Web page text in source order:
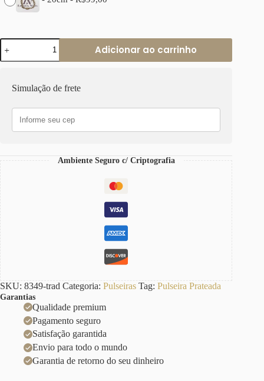
Pulseira
Olho
Grego
Banho
Corrente
Adicionar ao carrinho
Simulação de frete
Ambiente Seguro c/ Criptografia
SKU: 8349-trad Categoria: Pulseiras Tag: Pulseira Prateada
Garantias
Qualidade premium
Pagamento seguro
Satisfação garantida
Envio para todo o mundo
Garantia de retorno do seu dinheiro